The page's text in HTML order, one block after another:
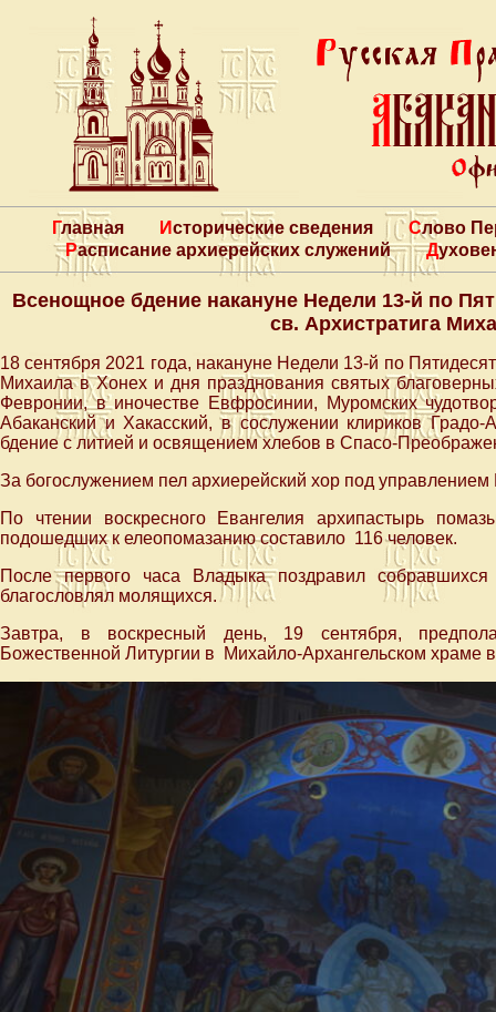
Главная Исторические сведения
Слово
Расписание архиерейских служений
Всенощное бдение накануне Недели 13-й по
св. Архистратига
18 сентября 2021 года, накануне Недели 13-й по
Михаила в Хонех и дня празднования святых
Февронии, в иночестве Евфросинии, Муромских
Абаканский и Хакасский, в сослужении клириков
бдение с литией и освящением хлебов в Спасо-
За богослужением пел архиерейский хор под
По чтении воскресного Евангелия архипастырь
подошедших к елеопомазанию составило 116 человек.
После первого часа Владыка поздравил
благословлял молящихся.
Завтра, в воскресный день, 19 сентября,
Божественной Литургии в Михайло-Архангельском